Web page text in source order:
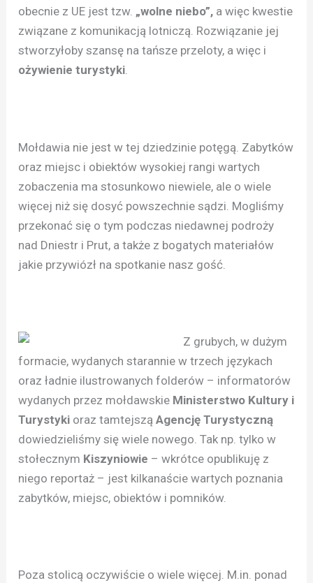
obecnie z UE jest tzw. „wolne niebo”, a więc kwestie
związane z komunikacją lotniczą. Rozwiązanie jej
stworzyłoby szansę na tańsze przeloty, a więc i
ożywienie turystyki.
Mołdawia nie jest w tej dziedzinie potęgą. Zabytków
oraz miejsc i obiektów wysokiej rangi wartych
zobaczenia ma stosunkowo niewiele, ale o wiele
więcej niż się dosyć powszechnie sądzi. Mogliśmy
przekonać się o tym podczas niedawnej podroży
nad Dniestr i Prut, a także z bogatych materiałów
jakie przywiózł na spotkanie nasz gość.
Z grubych, w dużym
formacie, wydanych starannie w trzech językach
oraz ładnie ilustrowanych folderów – informatorów
wydanych przez mołdawskie Ministerstwo Kultury i
Turystyki oraz tamtejsząAgencję Turystyczną
dowiedzieliśmy się wiele nowego. Tak np. tylko w
stołecznym Kiszyniowie – wkrótce opublikuję z
niego reportaż – jest kilkanaście wartych poznania
zabytków, miejsc, obiektów i pomników.
Poza stolicą oczywiście o wiele więcej. M.in. ponad